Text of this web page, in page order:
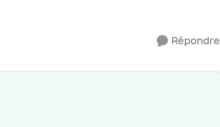
Répondre